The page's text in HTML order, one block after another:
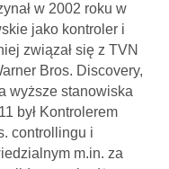
w 2002 roku w
jako kontroler i
związał się z TVN
Bros. Discovery,
wyższe stanowiska
był Kontrolerem
controllingu i
m.in. za